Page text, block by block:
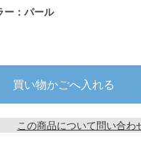
ー：パール
この商品について問い合わ